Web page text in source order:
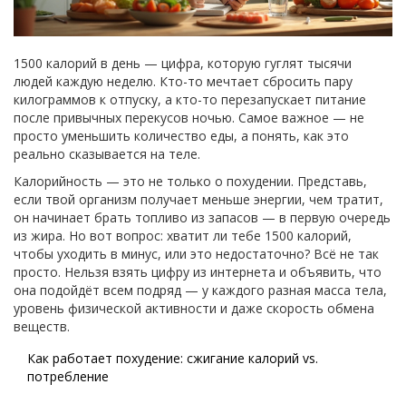
1500 калорий в день — цифра, которую гуглят тысячи
людей каждую неделю. Кто-то мечтает сбросить пару
килограммов к отпуску, а кто-то перезапускает питание
после привычных перекусов ночью. Самое важное — не
просто уменьшить количество еды, а понять, как это
реально сказывается на теле.
Калорийность — это не только о похудении. Представь,
если твой организм получает меньше энергии, чем тратит,
он начинает брать топливо из запасов — в первую очередь
из жира. Но вот вопрос: хватит ли тебе 1500 калорий,
чтобы уходить в минус, или это недостаточно? Всё не так
просто. Нельзя взять цифру из интернета и объявить, что
она подойдёт всем подряд — у каждого разная масса тела,
уровень физической активности и даже скорость обмена
веществ.
Как работает похудение: сжигание калорий vs.
потребление